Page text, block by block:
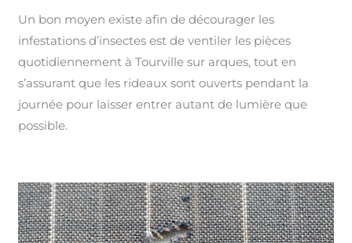
Un bon moyen existe afin de décourager les
infestations d’insectes est de ventiler les pièces
quotidiennement à Tourville sur arques, tout en
s’assurant que les rideaux sont ouverts pendant la
journée pour laisser entrer autant de lumière que
possible.